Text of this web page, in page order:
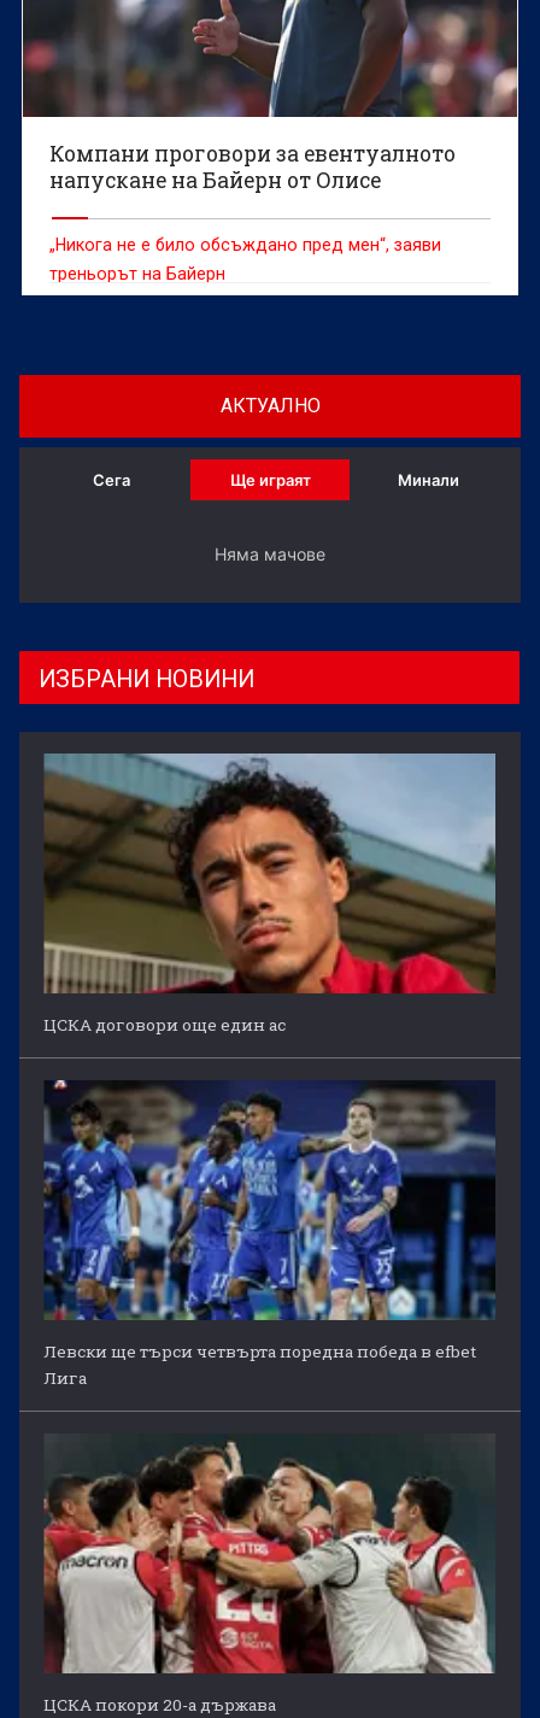
Компани проговори за евентуалното
напускане на Байерн от Олисе
„Никога не е било обсъждано пред мен“, заяви
треньорът на Байерн
АКТУАЛНО
Сега Ще играят Минали
Няма мачове
ИЗБРАНИ НОВИНИ
ЦСКА договори още един ас
Левски ще търси четвърта поредна победа в efbet
Лига
ЦСКА покори 20-а държава